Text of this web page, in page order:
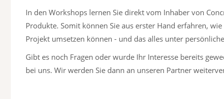
In den Workshops lernen Sie direkt vom Inhaber von
Produkte. Somit können Sie aus erster Hand erfahren,
Projekt umsetzen können - und das alles unter
Gibt es noch Fragen oder wurde Ihr Interesse bereits
bei uns. Wir werden Sie dann an unseren Partner